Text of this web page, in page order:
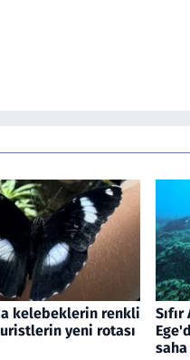
kelebeklerin renkli
yeni rotası
saha